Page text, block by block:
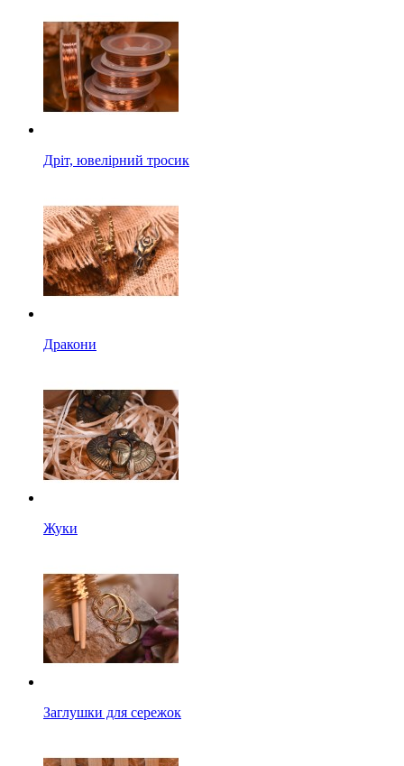
Дріт, ювелірний тросик
Дракони
Жуки
Заглушки для сережок